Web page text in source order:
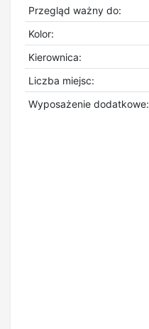
Przegląd ważny do:
Kolor:
Kierownica:
Liczba miejsc:
Wyposażenie dodatkowe: